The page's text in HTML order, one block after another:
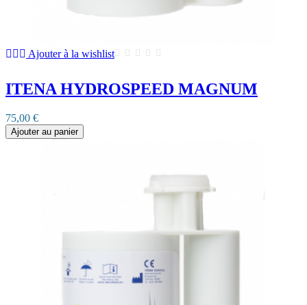
Ajouter à la wishlist
ITENA HYDROSPEED MAGNUM
75,00 €
Ajouter au panier